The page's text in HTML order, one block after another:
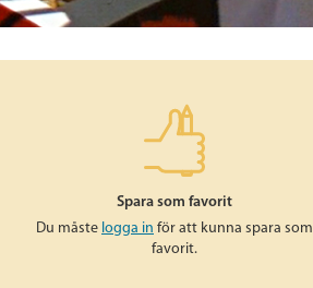
Spara som favorit
Du måste logga in för att kunna spara som
favorit.